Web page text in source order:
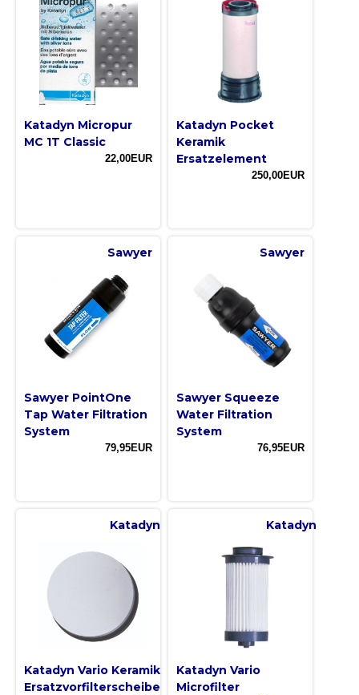
Katadyn Micropur
MC 1T Classic
22,00EUR
Katadyn Pocket
Keramik
Ersatzelement
250,00EUR
Sawyer
Sawyer PointOne
Tap Water Filtration
System
79,95EUR
Sawyer
Sawyer Squeeze
Water Filtration
System
76,95EUR
Katadyn
Katadyn Vario Keramik
Ersatzvorfilterscheibe
Katadyn
Katadyn Vario
Microfilter